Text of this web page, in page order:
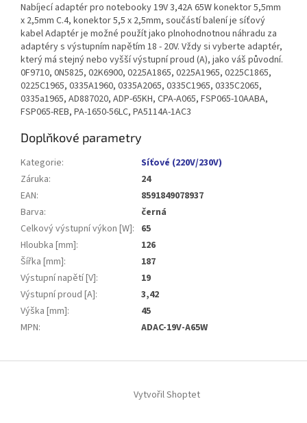
Nabíjecí adaptér pro notebooky 19V 3,42A 65W konektor 5,5mm
x 2,5mm C.4, konektor 5,5 x 2,5mm, součástí balení je síťový
kabel Adaptér je možné použít jako plnohodnotnou náhradu za
adaptéry s výstupním napětím 18 - 20V. Vždy si vyberte adaptér,
který má stejný nebo vyšší výstupní proud (A), jako váš původní.
0F9710, 0N5825, 02K6900, 0225A1865, 0225A1965, 0225C1865,
0225C1965, 0335A1960, 0335A2065, 0335C1965, 0335C2065,
0335a1965, AD887020, ADP-65KH, CPA-A065, FSP065-10AABA,
FSP065-REB, PA-1650-56LC, PA5114A-1AC3
Doplňkové parametry
Kategorie:
Síťové (220V/230V)
Záruka:
24
EAN:
8591849078937
Barva:
černá
Celkový výstupní výkon [W]: 65
Hloubka [mm]:
126
Šířka [mm]:
187
Výstupní napětí [V]:
19
Výstupní proud [A]:
3,42
Výška [mm]:
45
MPN: ADAC-19V-A65W
Vytvořil Shoptet